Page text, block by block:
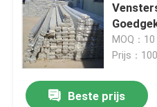
Deurco-
MOQ：
Prijs：
Beste prijs